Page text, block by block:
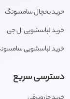
خرید یخچال سامسونگ
خرید لباسشویی ال جی
خرید لباسشویی
دسترسی سریع